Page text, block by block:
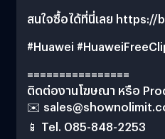
สนใจซื้อได้ที่นี่เลย https://
#Huawei
================
ติดต่องานโฆษณา หรือ
✉️
📱 Tel. 085-848-2253